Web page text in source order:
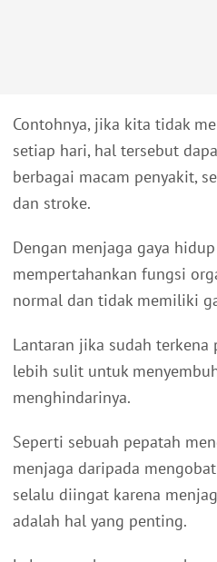
Contohnya, jika kita tidak
setiap hari, hal tersebut
berbagai macam penyakit,
dan stroke.
Dengan menjaga gaya
mempertahankan fungsi
normal dan tidak memiliki
Lantaran jika sudah terkena
lebih sulit untuk
menghindarinya.
Seperti sebuah pepatah
menjaga daripada
selalu diingat karena
adalah hal yang penting.